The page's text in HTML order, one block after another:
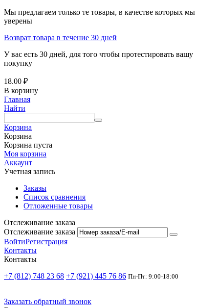
Мы предлагаем только те товары, в качестве которых мы
уверены
Возврат товара в течение 30 дней
У вас есть 30 дней, для того чтобы протестировать вашу
покупку
18.00 ₽
В корзину
Главная
Найти
Корзина
Корзина
Корзина пуста
Моя корзина
Аккаунт
Учетная запись
Заказы
Список сравнения
Отложенные товары
Отслеживание заказа
Отслеживание заказа
ВойтиРегистрация
Контакты
Контакты
+7 (812) 748 23 68 +7 (921) 445 76 86 Пн-Пт: 9:00-18:00
Заказать обратный звонок